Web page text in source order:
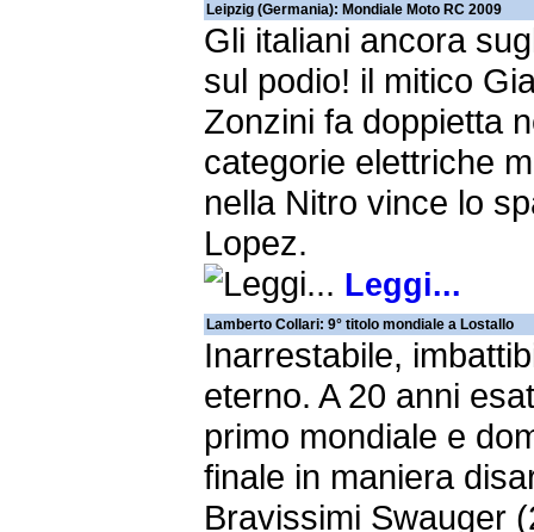
Leipzig (Germania): Mondiale Moto RC 2009
Gli italiani ancora
sul podio! il mitico
Zonzini fa doppietta
categorie elettriche
nella Nitro vince lo
Lopez.
Leggi...
Lamberto Collari: 9° titolo mondiale a Lostallo
Inarrestabile,
eterno. A 20 anni
primo mondiale e
finale in maniera
Bravissimi Swauger